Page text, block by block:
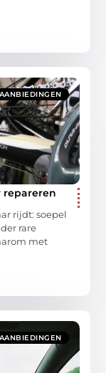
AANBIEDINGEN
repareren
rijdt: soepel
rare
met
AANBIEDINGEN